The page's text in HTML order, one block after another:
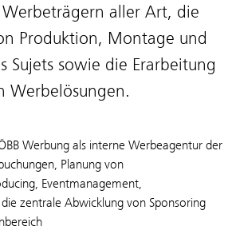
aller Art, die
Produktion, Montage und
Sujets sowie die Erarbeitung
Werbelösungen.
Werbung als interne Werbeagentur der
Planung von
Eventmanagement,
zentrale Abwicklung von Sponsoring